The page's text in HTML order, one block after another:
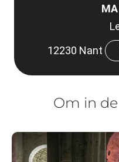
MA
12230 Nant
Om in